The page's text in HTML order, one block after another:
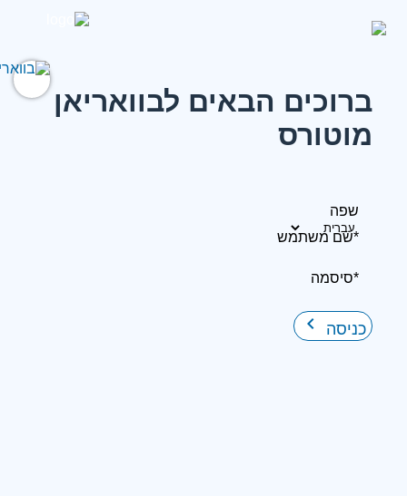
ברוכים הבאים לבוואריאן
מוטורס
שפה
*שם משתמש
*סיסמה
כניסה keyboard_arrow_right